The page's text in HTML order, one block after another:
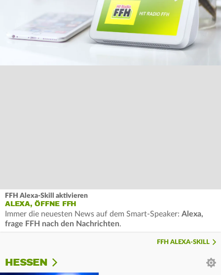
FFH Alexa-Skill aktivieren
ALEXA, ÖFFNE FFH
Immer die neuesten News auf dem Smart-Speaker: Alexa,
frage FFH nach den Nachrichten.
FFH ALEXA-SKILL
HESSEN